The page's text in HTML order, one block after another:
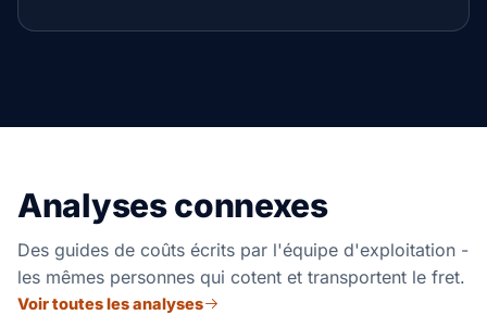
Analyses connexes
Des guides de coûts écrits par l'équipe d'exploitation -
les mêmes personnes qui cotent et transportent le fret.
Voir toutes les analyses